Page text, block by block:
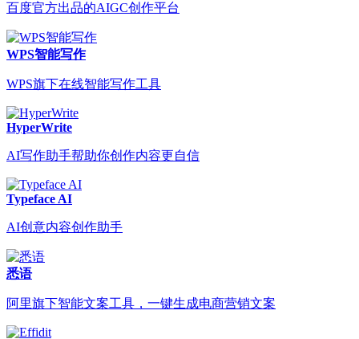
百度官方出品的AIGC创作平台
WPS智能写作
WPS旗下在线智能写作工具
HyperWrite
AI写作助手帮助你创作内容更自信
Typeface AI
AI创意内容创作助手
悉语
阿里旗下智能文案工具，一键生成电商营销文案